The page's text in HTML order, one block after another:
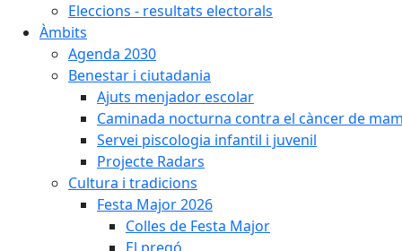
Eleccions - resultats electorals
Àmbits
Agenda 2030
Benestar i ciutadania
Ajuts menjador escolar
Caminada nocturna contra el càncer de
Servei piscologia infantil i juvenil
Projecte Radars
Cultura i tradicions
Festa Major 2026
Colles de Festa Major